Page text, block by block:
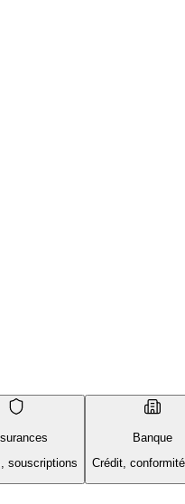
souscriptions
Banque
Crédit,